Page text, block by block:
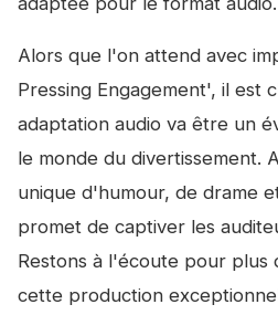
Alors que l'on attend avec
Pressing Engagement', il est
adaptation audio va être un
le monde du divertissement.
unique d'humour, de drame
promet de captiver les
Restons à l'écoute pour plus
cette production